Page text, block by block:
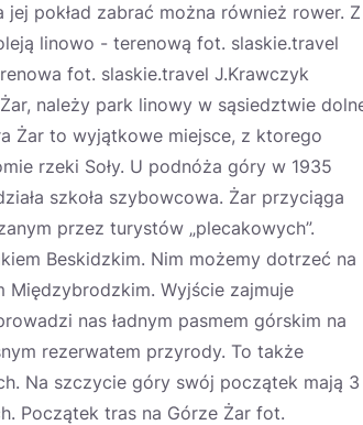
pokład zabrać można również rower. Z
linowo - terenową fot. slaskie.travel
fot. slaskie.travel J.Krawczyk
należy park linowy w sąsiedztwie
Żar to wyjątkowe miejsce, z ktorego
rzeki Soły. U podnóża góry w 1935
szkoła szybowcowa. Żar przyciąga
przez turystów „plecakowych”.
Beskidzkim. Nim możemy dotrzeć na
Międzybrodzkim. Wyjście zajmuje
nas ładnym pasmem górskim na
rezerwatem przyrody. To także
Na szczycie góry swój początek mają 3
Początek tras na Górze Żar fot.